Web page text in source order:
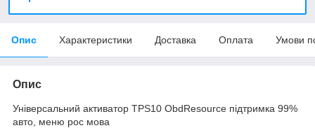
Опис Характеристики Доставка Оплата Умови
Опис
Універсальний активатор TPS10 ObdResource підтримка 99%
авто, меню рос мова